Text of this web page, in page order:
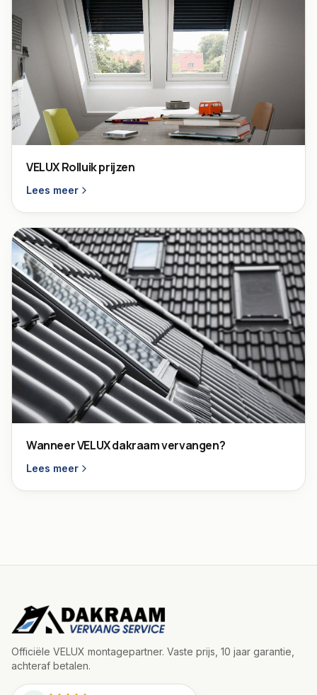
VELUX Rolluik prijzen
Lees meer
Wanneer VELUX dakraam vervangen?
Lees meer
Officiële VELUX montagepartner. Vaste prijs, 10 jaar garantie,
achteraf betalen.